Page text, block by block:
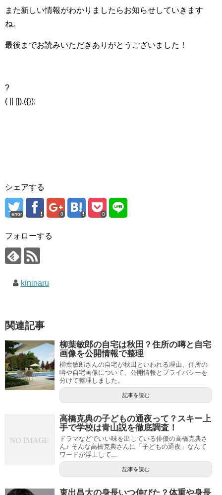
また新しい情報がわかりましたらお知らせしていきます
ね。
最後までお読みいただきありがとうございました！
?
( || []).({});
シェアする
error 0 0
フォローする
kininaru
関連記事
柳葉敏郎の自宅は秋田？住所の噂と自宅
画像を公開情報で整理
柳葉敏郎さんの自宅が秋田といわれる理由、住所の
噂や自宅画像について、公開情報とプライバシーを
分けて整理しました。
記事を読む
高橋克典の子どもの通夜って？スキー上
手で学校は青山説を徹底調査！
ドラマなどでいい味を出している俳優の高橋克典さ
ん♪ そんな高橋克典さんに「子どもの通夜」なんて
ワードが浮上して...
記事を読む
東出昌大の身長いつ伸びた？体重や身長